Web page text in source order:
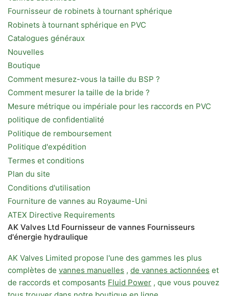
Fournisseur de robinets à tournant sphérique
Robinets à tournant sphérique en PVC
Catalogues généraux
Nouvelles
Boutique
Comment mesurez-vous la taille du BSP ?
Comment mesurer la taille de la bride ?
Mesure métrique ou impériale pour les raccords en PVC
politique de confidentialité
Politique de remboursement
Politique d'expédition
Termes et conditions
Plan du site
Conditions d'utilisation
Fourniture de vannes au Royaume-Uni
ATEX Directive Requirements
AK Valves Ltd Fournisseur de vannes Fournisseurs
d'énergie hydraulique
AK Valves Limited propose l'une des gammes les plus
complètes de vannes manuelles , de vannes actionnées et
de raccords et composants Fluid Power , que vous pouvez